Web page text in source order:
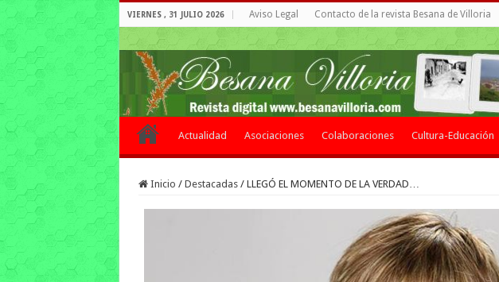
VIERNES , 31 JULIO 2026 Aviso Legal Contacto de la revista Besana de Villoria
Actualidad Asociaciones Colaboraciones Cultura-Educación
Inicio / Destacadas / LLEGÓ EL MOMENTO DE LA VERDAD…